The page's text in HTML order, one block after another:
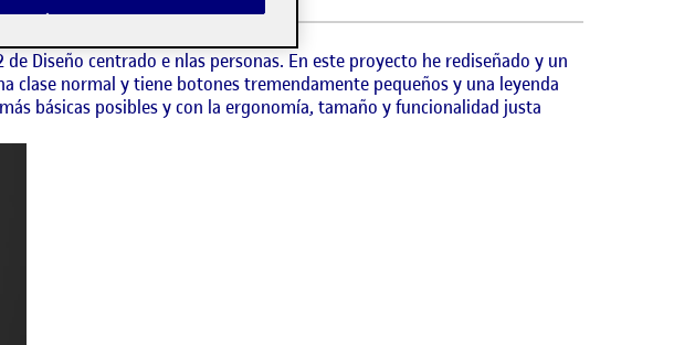
Diseño centrado e nlas personas. En este proyecto he rediseñado y un
clase normal y tiene botones tremendamente pequeños y una leyenda
básicas posibles y con la ergonomía, tamaño y funcionalidad justa